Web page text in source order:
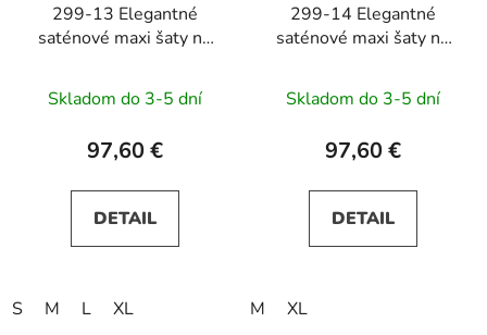
299-13 Elegantné
saténové maxi šaty na
bordové
Skladom do 3-5 dní
97,60 €
DETAIL
S M L XL
299-14 Elegantné
saténové maxi šaty na
červené
Skladom do 3-5 dní
97,60 €
DETAIL
M XL